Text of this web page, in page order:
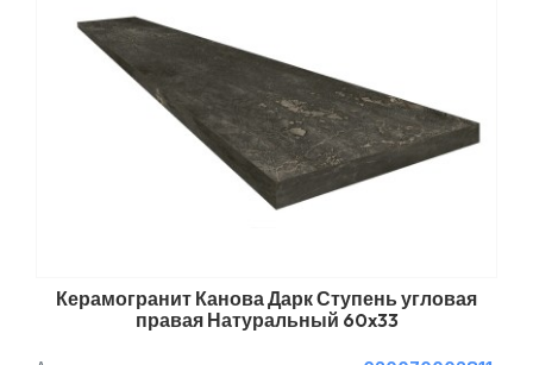
Керамогранит Канова Дарк Ступень угловая
правая Натуральный 60x33